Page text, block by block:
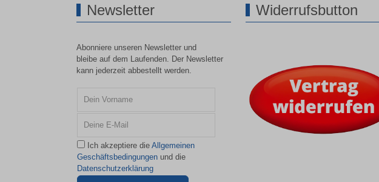
Newsletter
Abonniere unseren Newsletter und
bleibe auf dem Laufenden. Der Newsletter
kann jederzeit abbestellt werden.
Ich akzeptiere die Allgemeinen
Geschäftsbedingungen und die
Datenschutzerklärung
Widerrufsbutton